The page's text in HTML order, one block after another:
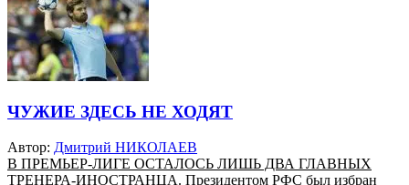
ЧУЖИЕ ЗДЕСЬ НЕ ХОДЯТ
Автор: Дмитрий НИКОЛАЕВ
В ПРЕМЬЕР-ЛИГЕ ОСТАЛОСЬ ЛИШЬ ДВА ГЛАВНЫХ
ТРЕНЕРА-ИНОСТРАНЦА. Президентом РФС был избран